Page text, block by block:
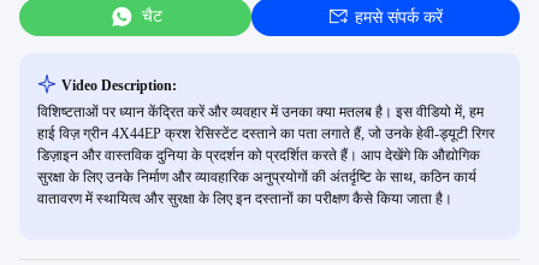
चैट हमसे संपर्क करें
Video Description:
विशिष्टताओं पर ध्यान केंद्रित करें और व्यवहार में उनका क्या मतलब है। इस वीडियो में, हम
हाई विज़ ग्रीन 4X44EP क्रश रेसिस्टेंट दस्ताने का पता लगाते हैं, जो उनके हेवी-ड्यूटी रिगर
डिज़ाइन और वास्तविक दुनिया के प्रदर्शन को प्रदर्शित करते हैं। आप देखेंगे कि औद्योगिक
सुरक्षा के लिए उनके निर्माण और व्यावहारिक अनुप्रयोगों की अंतर्दृष्टि के साथ, कठिन कार्य
वातावरण में स्थायित्व और सुरक्षा के लिए इन दस्तानों का परीक्षण कैसे किया जाता है।